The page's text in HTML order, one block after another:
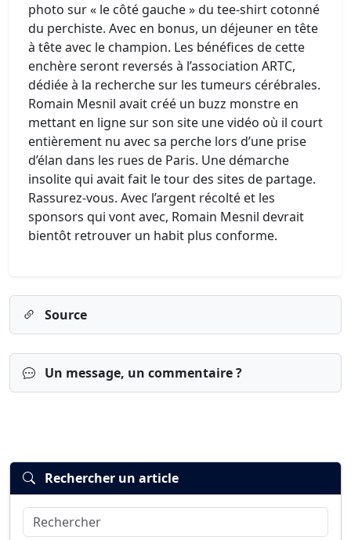
photo sur « le côté gauche » du tee-shirt cotonné
du perchiste. Avec en bonus, un déjeuner en tête
à tête avec le champion. Les bénéfices de cette
enchère seront reversés à l’association ARTC,
dédiée à la recherche sur les tumeurs cérébrales.
Romain Mesnil avait créé un buzz monstre en
mettant en ligne sur son site une vidéo où il court
entièrement nu avec sa perche lors d’une prise
d’élan dans les rues de Paris. Une démarche
insolite qui avait fait le tour des sites de partage.
Rassurez-vous. Avec l’argent récolté et les
sponsors qui vont avec, Romain Mesnil devrait
bientôt retrouver un habit plus conforme.
Source
Un message, un commentaire ?
Connexion
Rechercher un article
Rechercher